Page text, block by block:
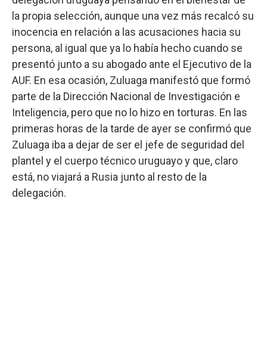
la propia selección, aunque una vez más recalcó su
inocencia en relación a las acusaciones hacia su
persona, al igual que ya lo había hecho cuando se
presentó junto a su abogado ante el Ejecutivo de la
AUF. En esa ocasión, Zuluaga manifestó que formó
parte de la Dirección Nacional de Investigación e
Inteligencia, pero que no lo hizo en torturas. En las
primeras horas de la tarde de ayer se confirmó que
Zuluaga iba a dejar de ser el jefe de seguridad del
plantel y el cuerpo técnico uruguayo y que, claro
está, no viajará a Rusia junto al resto de la
delegación.